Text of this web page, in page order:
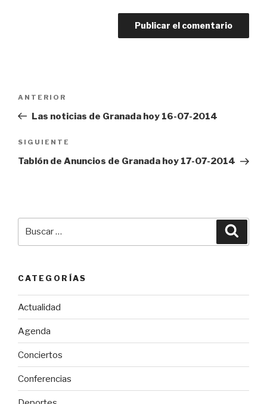
entradas
Entrada
anterior:
ANTERIOR
Las noticias de Granada hoy 16-07-2014
Siguiente
entrada
SIGUIENTE
Tablón de Anuncios de Granada hoy 17-07-2014
CATEGORÍAS
Actualidad
Agenda
Conciertos
Conferencias